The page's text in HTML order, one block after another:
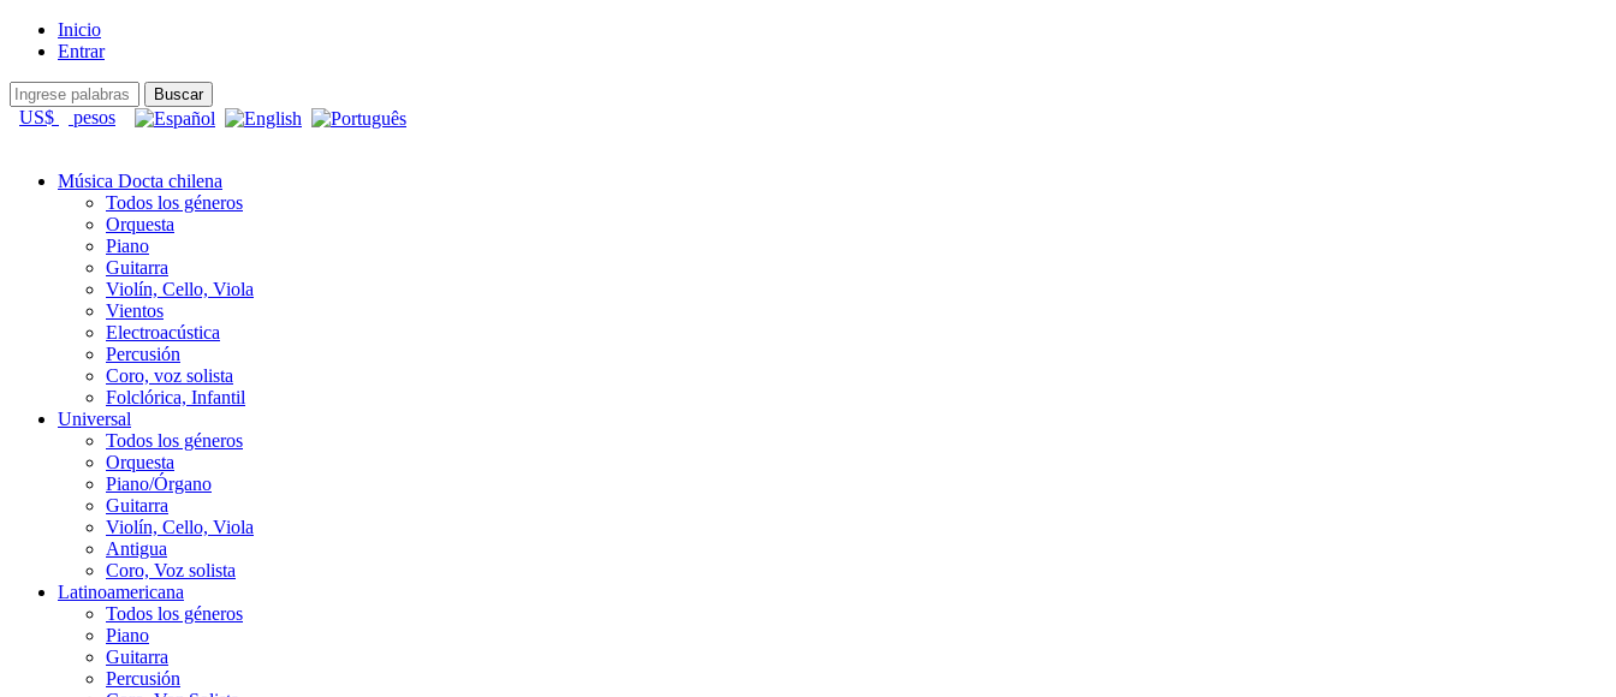
Inicio
Entrar
US$ pesos
Música Docta chilena
Todos los géneros
Orquesta
Piano
Guitarra
Violín, Cello, Viola
Vientos
Electroacústica
Percusión
Coro, voz solista
Folclórica, Infantil
Universal
Todos los géneros
Orquesta
Piano/Órgano
Guitarra
Violín, Cello, Viola
Antigua
Coro, Voz solista
Latinoamericana
Todos los géneros
Piano
Guitarra
Percusión